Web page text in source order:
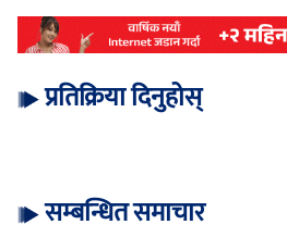
प्रतिक्रिया दिनुहोस्
सम्बन्धित समाचार